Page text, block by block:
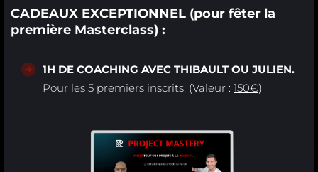
CADEAUX EXCEPTIONNEL (pour fêter la
première Masterclass) :
1H DE COACHING AVEC THIBAULT OU JULIEN.
Pour les 5 premiers inscrits. (Valeur : 150€)